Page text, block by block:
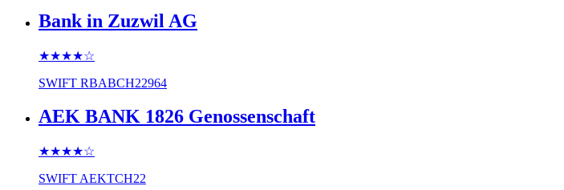
Bank in Zuzwil AG
★★★★☆
SWIFT RBABCH22964
AEK BANK 1826 Genossenschaft
★★★★☆
SWIFT AEKTCH22